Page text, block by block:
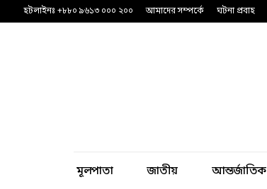
হটলাইনঃ +৮৮০ ৯৬১৩ ০০০ ২০০ আমাদের সম্পর্কে ঘটনা প্রবাহ
মূলপাতা জাতীয় আন্তর্জাতিক